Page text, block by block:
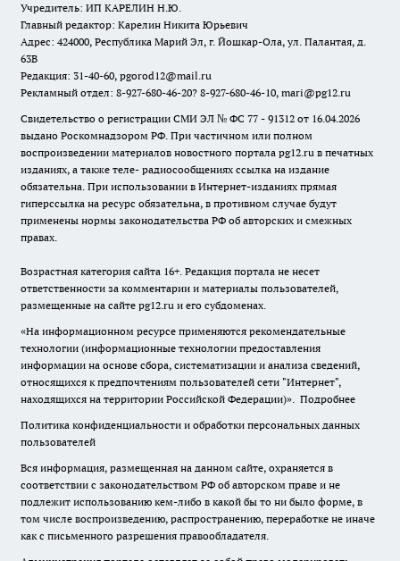
Учредитель: ИП КАРЕЛИН Н.Ю.
Главный редактор: Карелин Никита Юрьевич
Адрес: 424000, Республика Марий Эл, г. Йошкар-Ола, ул. Палантая, д.
63В
Редакция: 31-40-60, pgorod12@mail.ru
Рекламный отдел: 8-927-680-46-20? 8-927-680-46-10, mari@pg12.ru
Свидетельство о регистрации СМИ ЭЛ № ФС 77 - 91312 от 16.04.2026
выдано Роскомнадзором РФ. При частичном или полном
воспроизведении материалов новостного портала pg12.ru в печатных
изданиях, а также теле- радиосообщениях ссылка на издание
обязательна. При использовании в Интернет-изданиях прямая
гиперссылка на ресурс обязательна, в противном случае будут
применены нормы законодательства РФ об авторских и смежных
правах.
Возрастная категория сайта 16+. Редакция портала не несет
ответственности за комментарии и материалы пользователей,
размещенные на сайте pg12.ru и его субдоменах.
«На информационном ресурсе применяются рекомендательные
технологии (информационные технологии предоставления
информации на основе сбора, систематизации и анализа сведений,
относящихся к предпочтениям пользователей сети "Интернет",
находящихся на территории Российской Федерации)». Подробнее
Политика конфиденциальности и обработки персональных данных
пользователей
Вся информация, размещенная на данном сайте, охраняется в
соответствии с законодательством РФ об авторском праве и не
подлежит использованию кем-либо в какой бы то ни было форме, в
том числе воспроизведению, распространению, переработке не иначе
как с письменного разрешения правообладателя.